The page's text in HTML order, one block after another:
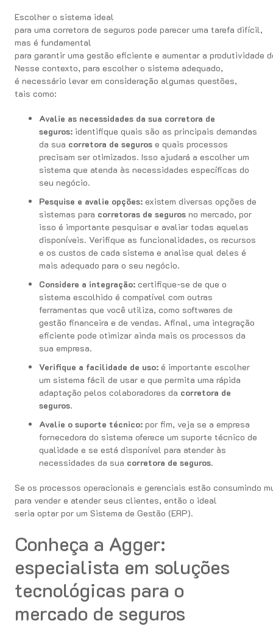
Escolher o sistema ideal
para uma corretora de seguros pode parecer uma tarefa difícil,
mas é fundamental
para garantir uma gestão eficiente e aumentar a produtividade
Nesse contexto, para escolher o sistema adequado,
é necessário levar em consideração algumas questões,
tais como:
Avalie as necessidades da sua corretora de
seguros: identifique quais são as principais demandas
da sua corretora de seguros e quais processos
precisam ser otimizados. Isso ajudará a escolher um
sistema que atenda às necessidades específicas do
seu negócio.
Pesquise e avalie opções: existem diversas opções de
sistemas para corretoras de seguros no mercado, por
isso é importante pesquisar e avaliar todas aquelas
disponíveis. Verifique as funcionalidades, os recursos
e os custos de cada sistema e analise qual deles é
mais adequado para o seu negócio.
Considere a integração: certifique-se de que o
sistema escolhido é compatível com outras
ferramentas que você utiliza, como softwares de
gestão financeira e de vendas. Afinal, uma integração
eficiente pode otimizar ainda mais os processos da
sua empresa.
Verifique a facilidade de uso: é importante escolher
um sistema fácil de usar e que permita uma rápida
adaptação pelos colaboradores da corretora de
seguros.
Avalie o suporte técnico: por fim, veja se a empresa
fornecedora do sistema oferece um suporte técnico de
qualidade e se está disponível para atender às
necessidades da sua corretora de seguros.
Se os processos operacionais e gerenciais estão consumindo
para vender e atender seus clientes, então o ideal
seria optar por um Sistema de Gestão (ERP).
Conheça a Agger:
especialista em soluções
tecnológicas para o
mercado de seguros